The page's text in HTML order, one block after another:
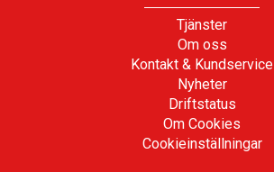
Tjänster
Om oss
Kontakt & Kundservice
Nyheter
Driftstatus
Om Cookies
Cookieinställningar